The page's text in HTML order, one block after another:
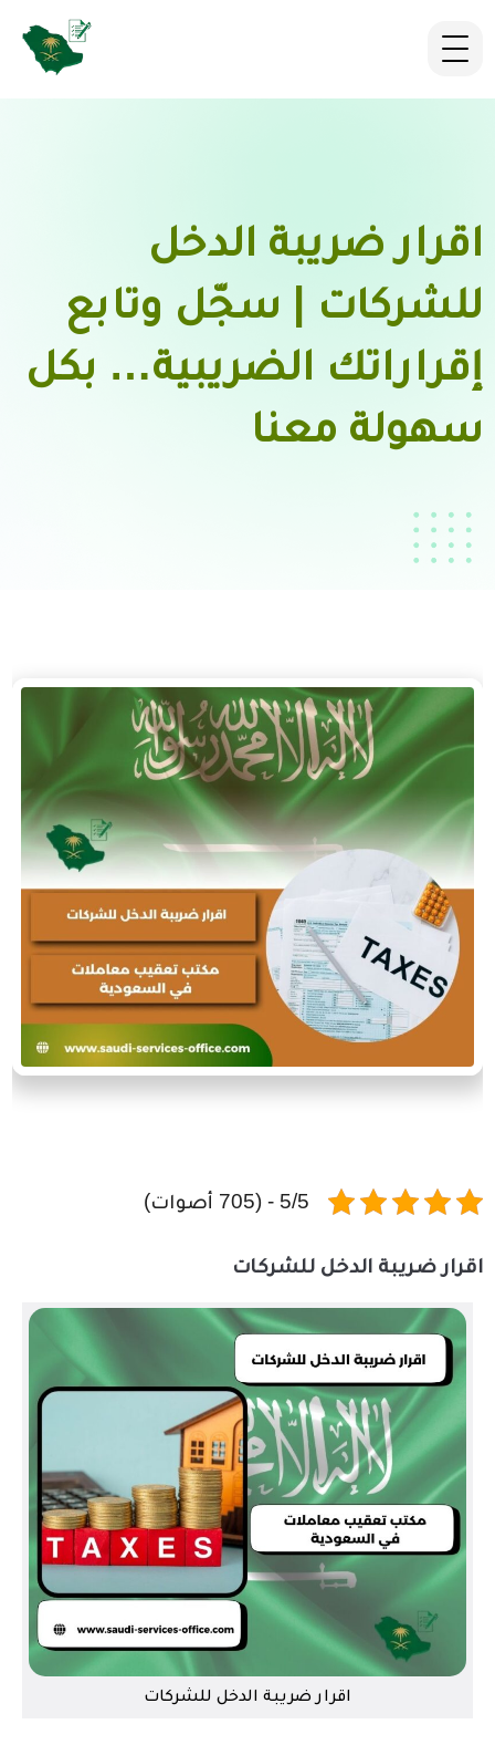
اقرار ضريبة الدخل
للشركات | سجّل وتابع
إقراراتك الضريبية… بكل
سهولة معنا
5/5 - (705 أصوات)
اقرار ضريبة الدخل للشركات
اقرار ضريبة الدخل للشركات